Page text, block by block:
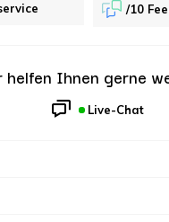
/10
helfen Ihnen gerne
Live-Chat